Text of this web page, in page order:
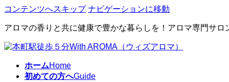
コンテンツへスキップ ナビゲーションに移動
アロマの香りと共に健康で豊かな暮らしを！アロマ専門サ
ホームHome
初めての方へGuide